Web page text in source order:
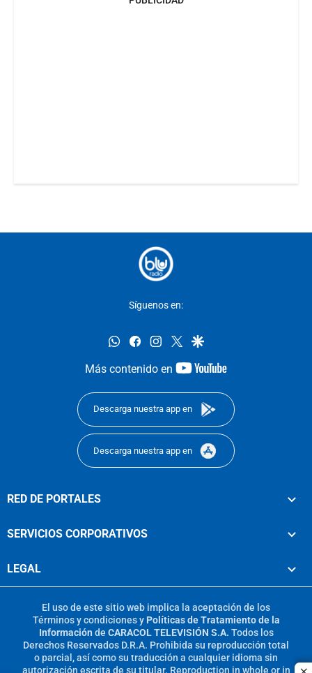
Síguenos en:
whatsappfacebookinstagram
twittergoogle
Más contenido en
youtube-
Descarga nuestra app en
Descarga nuestra app en
RED DE PORTALES
SERVICIOS CORPORATIVOS
LEGAL
El uso de este sitio web implica la aceptación de los
Términos y condicionesy Políticas de Tratamiento de la
Información de CARACOL TELEVISIÓN S.A. Todos los
Derechos Reservados D.R.A. Prohibida su reproducción total
o parcial, así como su traducción a cualquier idioma sin
autorización escrita de su titular. Reproduction in whole or in